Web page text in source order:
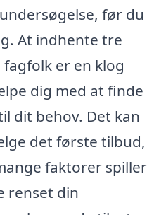
før du
At indhente tre
er en klog
dig med at finde
dit behov. Det kan
det første tilbud,
faktorer spiller
renset din